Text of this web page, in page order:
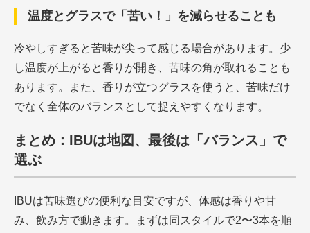
温度とグラスで「苦い！」を減らせることも
冷やしすぎると苦味が尖って感じる場合があります。少
し温度が上がると香りが開き、苦味の角が取れることも
あります。また、香りが立つグラスを使うと、苦味だけ
でなく全体のバランスとして捉えやすくなります。
まとめ：IBUは地図、最後は「バランス」で
選ぶ
IBUは苦味選びの便利な目安ですが、体感は香りや甘
み、飲み方で動きます。まずは同スタイルで2〜3本を順